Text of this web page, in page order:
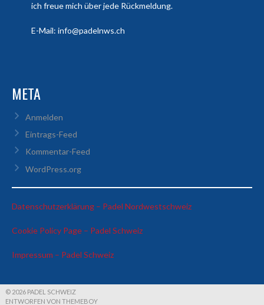
ich freue mich über jede Rückmeldung.
E-Mail: info@padelnws.ch
META
Anmelden
Eintrags-Feed
Kommentar-Feed
WordPress.org
Datenschutzerklärung – Padel Nordwestschweiz:
Cookie Policy Page – Padel Schweiz:
Impressum – Padel Schweiz:
© 2026 PADEL SCHWEIZ
ENTWORFEN VON THEMEBOY